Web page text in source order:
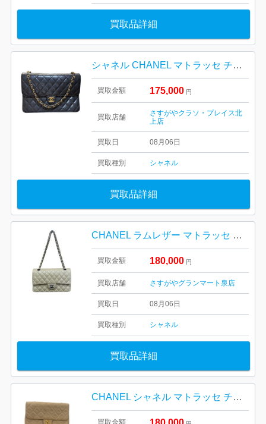
買取品詳細
シャネル CHANEL マトラッセ チェーンショルダーバッグ
買取金額 175,000 円
買取店舗
さすがやクラソ・プレイス北
上店
買取日 08月06日
買取種別 シャネル
買取品詳細
CHANEL ラムレザー マトラッセ チェーンショルダーバッグ
買取金額 180,000 円
買取店舗 さすがやグランマート泉店
買取日 08月06日
買取種別 シャネル
買取品詳細
CHANEL シャネル マトラッセ チェーンショルダーバッグ